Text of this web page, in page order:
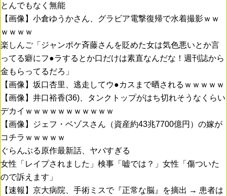
とんでもなく無能
【画像】小倉ゆうかさん、グラビア電撃復帰で水着撮影ｗｗ
ｗｗｗｗ
楽しんご「ジャンポケ斉藤さんを貶めた女は気色悪いとか言
ってる癖にフ●ラするとか口だけは素直なんだな！週刊誌から
金もらってるだろ」
【画像】坂口杏里、逃走してウ●カスまで晒されるｗｗｗｗｗ
【画像】井口裕香(36)、タンクトップがはち切れそうなくらい
デカイｗｗｗｗｗｗｗｗｗｗｗ
【画像】ジェフ・ベゾスさん（資産約43兆7700億円）の嫁が
コチラｗｗｗｗｗ
ぐらんぶる原作最新話、ヤバすぎる
女性「レイプされました」検事「嘘では？」女性「傷ついた
ので訴えます」
【速報】京大病院、手術ミスで『正常な脳』を摘出 → 患者は